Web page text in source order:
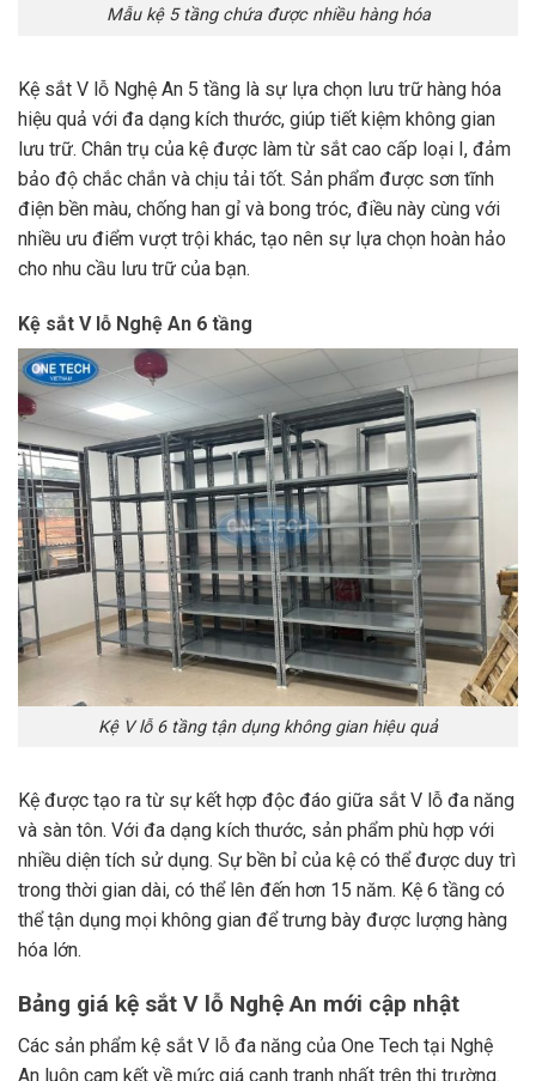
Mẫu kệ 5 tầng chứa được nhiều hàng hóa
Kệ sắt V lỗ Nghệ An 5 tầng là sự lựa chọn lưu trữ hàng hóa
hiệu quả với đa dạng kích thước, giúp tiết kiệm không gian
lưu trữ. Chân trụ của kệ được làm từ sắt cao cấp loại I, đảm
bảo độ chắc chắn và chịu tải tốt. Sản phẩm được sơn tĩnh
điện bền màu, chống han gỉ và bong tróc, điều này cùng với
nhiều ưu điểm vượt trội khác, tạo nên sự lựa chọn hoàn hảo
cho nhu cầu lưu trữ của bạn.
Kệ sắt V lỗ Nghệ An 6 tầng
Kệ V lỗ 6 tầng tận dụng không gian hiệu quả
Kệ được tạo ra từ sự kết hợp độc đáo giữa sắt V lỗ đa năng
và sàn tôn. Với đa dạng kích thước, sản phẩm phù hợp với
nhiều diện tích sử dụng. Sự bền bỉ của kệ có thể được duy trì
trong thời gian dài, có thể lên đến hơn 15 năm. Kệ 6 tầng có
thể tận dụng mọi không gian để trưng bày được lượng hàng
hóa lớn.
Bảng giá kệ sắt V lỗ Nghệ An mới cập nhật
Các sản phẩm kệ sắt V lỗ đa năng của One Tech tại Nghệ
An luôn cam kết về mức giá cạnh tranh nhất trên thị trường.